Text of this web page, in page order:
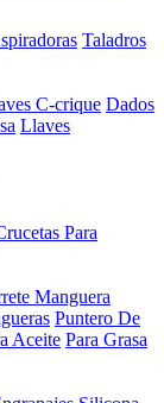
Taladros
C-crique Dados
Llaves
Para
Manguera
Puntero De
Aceite Para Grasa